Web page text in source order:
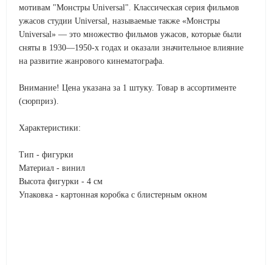
мотивам "Монстры Universal". Классическая серия фильмов
ужасов студии Universal, называемые также «Монстры
Universal» — это множество фильмов ужасов, которые были
сняты в 1930—1950-х годах и оказали значительное влияние
на развитие жанрового кинематографа.
Внимание! Цена указана за 1 штуку. Товар в ассортименте
(сюрприз).
Характеристики:
Тип - фигурки
Материал - винил
Высота фигурки - 4 см
Упаковка - картонная коробка с блистерным окном